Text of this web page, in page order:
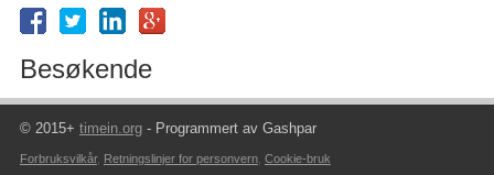
Besøkende
© 2015+ timein.org- Programmert av Gashpar
Forbruksvilkår, Retningslinjer for personvern, Cookie-bruk